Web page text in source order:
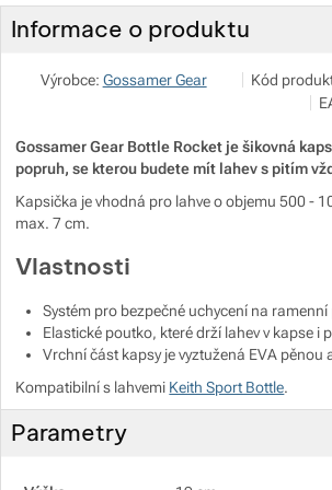
Informace o produktu
Výrobce: Gossamer Gear Zobrazit
NALEHKO
Papírová
Kód
Gossamer Gear Bottle Rocket je šikovná
popruh, se kterou budete mít lahev s pitím
Kapsička je vhodná pro lahve o objemu 500 -
max. 7 cm.
Vlastnosti
Systém pro bezpečné uchycení na
Elastické poutko, které drží lahev v kapse i
Vrchní část kapsy je vyztužená EVA pěnou
Kompatibilní s lahvemi Keith Sport Bottle.
Parametry
Zobrazit více
Zobrazit více
Zobrazit více